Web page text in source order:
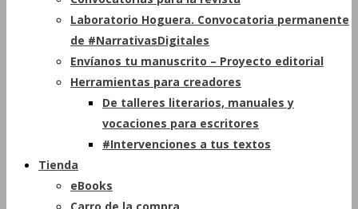
Laboratorio Hoguera. Convocatoria permanente
de #NarrativasDigitales
Envíanos tu manuscrito – Proyecto editorial
Herramientas para creadores
De talleres literarios, manuales y
vocaciones para escritores
#Intervenciones a tus textos
Tienda
eBooks